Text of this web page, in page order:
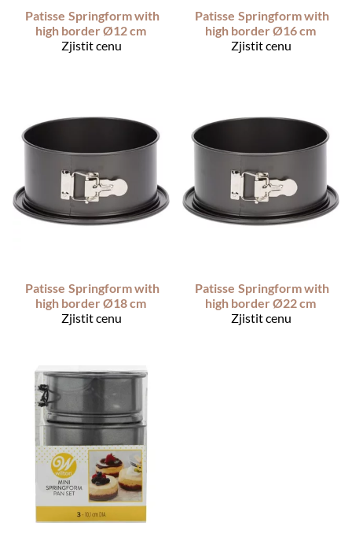
Patisse Springform with
high border Ø12 cm
Zjistit cenu
Patisse Springform with
high border Ø16 cm
Zjistit cenu
Patisse Springform with
high border Ø18 cm
Zjistit cenu
Patisse Springform with
high border Ø22 cm
Zjistit cenu